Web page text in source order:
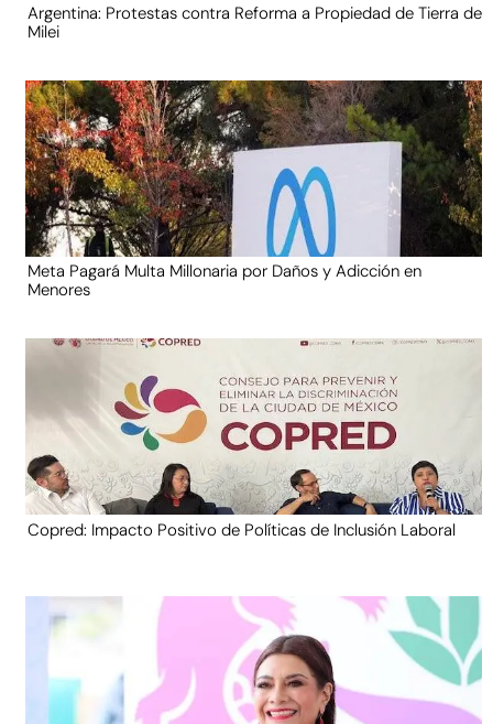
Argentina: Protestas contra Reforma a Propiedad de Tierra de
Milei
Meta Pagará Multa Millonaria por Daños y Adicción en
Menores
Copred: Impacto Positivo de Políticas de Inclusión Laboral